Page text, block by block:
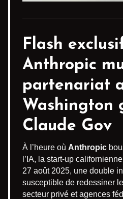
Flash
Anthropic
partenariat
Washington
Claude Gov
À l’heure où Anthropic
l’IA, la start-up
27 août 2025, une double
susceptible de redessiner
secteur privé et agences